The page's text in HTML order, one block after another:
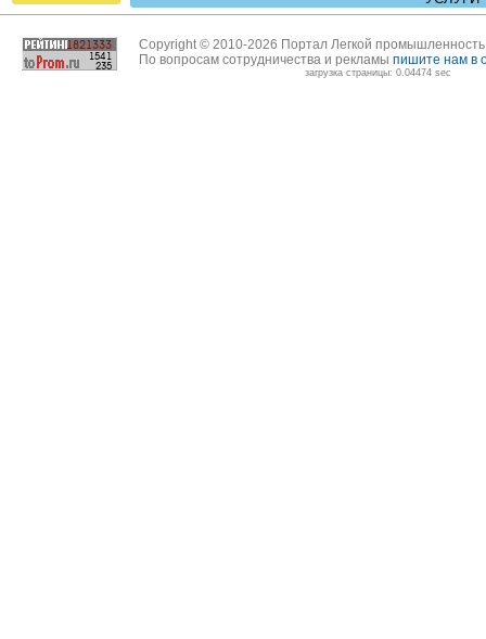
Copyright © 2010-2026 Портал Легкой
По вопросам сотрудничества и рекламы пишите нам в
загрузка страницы: 0.04474 sec